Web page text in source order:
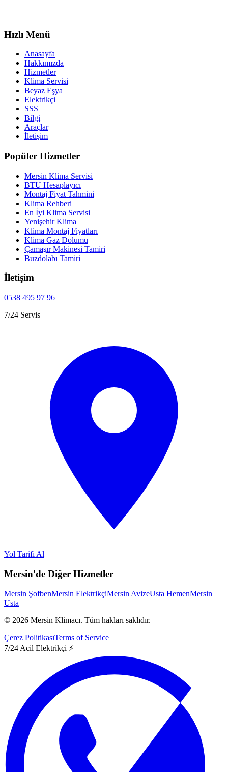
Hızlı Menü
Anasayfa
Hakkımızda
Hizmetler
Klima Servisi
Beyaz Eşya
Elektrikçi
SSS
Bilgi
Araçlar
İletişim
Popüler Hizmetler
Mersin Klima Servisi
BTU Hesaplayıcı
Montaj Fiyat Tahmini
Klima Rehberi
En İyi Klima Servisi
Yenişehir Klima
Klima Montaj Fiyatları
Klima Gaz Dolumu
Çamaşır Makinesi Tamiri
Buzdolabı Tamiri
İletişim
0538 495 97 96
7/24 Servis
Yol Tarifi Al
Mersin'de Diğer Hizmetler
Mersin ŞofbenMersin ElektrikçiMersin AvizeUsta HemenMersin
Usta
© 2026 Mersin Klimacı. Tüm hakları saklıdır.
Çerez PolitikasıTerms of Service
7/24 Acil Elektrikçi ⚡